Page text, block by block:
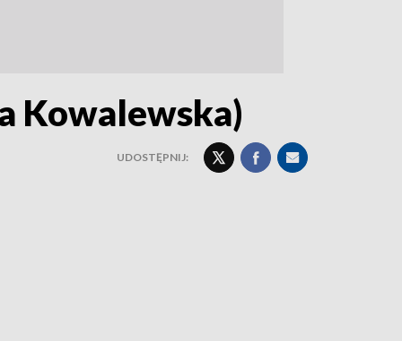
Kowalewska)
UDOSTĘPNIJ: